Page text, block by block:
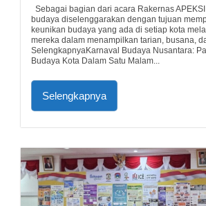
Sebagai bagian dari acara Rakernas APEKSI
budaya diselenggarakan dengan tujuan
keunikan budaya yang ada di setiap kota
mereka dalam menampilkan tarian, busana,
SelengkapnyaKarnaval Budaya Nusantara:
Budaya Kota Dalam Satu Malam...
Selengkapnya